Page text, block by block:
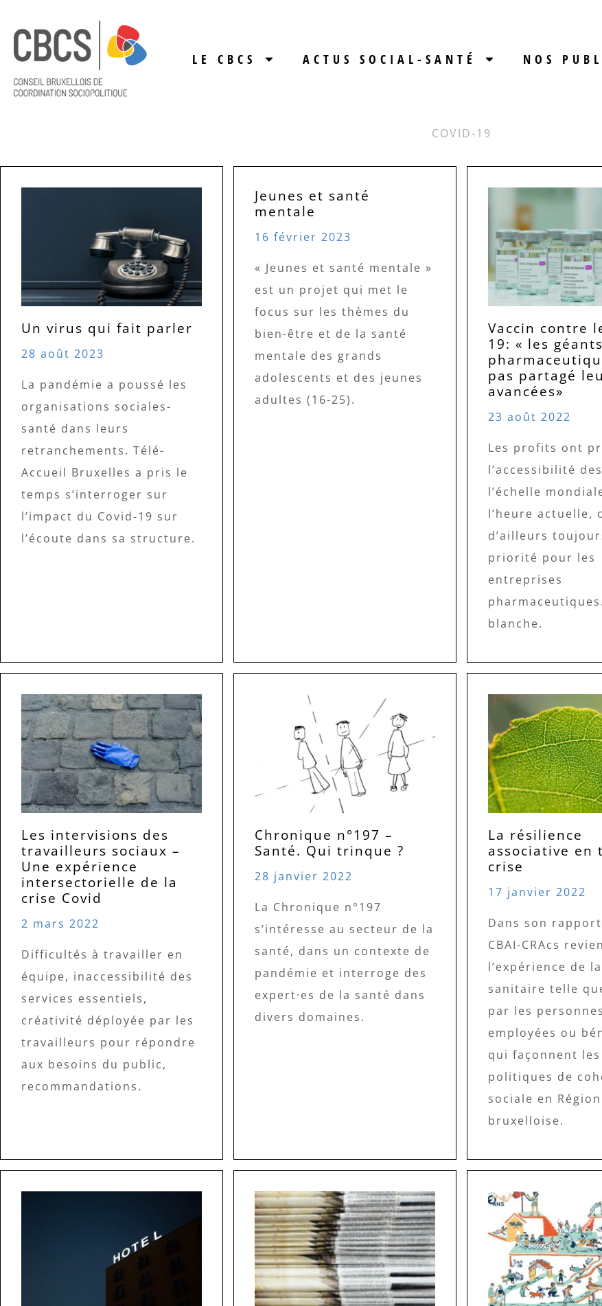
LE CBCS ACTUS SOCIAL-SANTÉ NOS
COVID-19
Un virus qui fait parler
28 août 2023
La pandémie a poussé les
organisations sociales-
santé dans leurs
retranchements. Télé-
Accueil Bruxelles a pris le
temps s’interroger sur
l’impact du Covid-19 sur
l’écoute dans sa structure.
Jeunes et santé
mentale
16 février 2023
« Jeunes et santé mentale »
est un projet qui met le
focus sur les thèmes du
bien-être et de la santé
mentale des grands
adolescents et des jeunes
adultes (16-25).
Vaccin contre
19: « les géants
pas partagé
avancées»
23 août 2022
Les profits ont
l’accessibilité
l’échelle
l’heure actuelle,
d’ailleurs
priorité pour les
entreprises
blanche.
Les intervisions des
travailleurs sociaux –
Une expérience
intersectorielle de la
crise Covid
2 mars 2022
Difficultés à travailler en
équipe, inaccessibilité des
services essentiels,
créativité déployée par les
travailleurs pour répondre
aux besoins du public,
recommandations.
Chronique n°197 –
Santé. Qui trinque ?
28 janvier 2022
La Chronique n°197
s’intéresse au secteur de la
santé, dans un contexte de
pandémie et interroge des
expert·es de la santé dans
divers domaines.
La résilience
associative en
crise
17 janvier 2022
Dans son
CBAI-CRAcs
l’expérience de
sanitaire telle
par les
employées ou
qui façonnent les
politiques de
sociale en Région
bruxelloise.